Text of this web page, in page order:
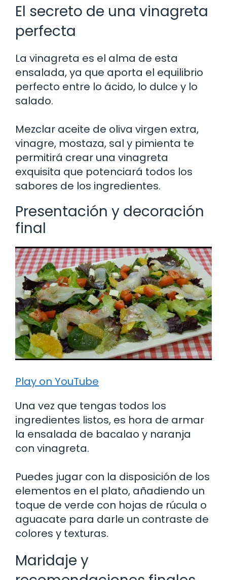
El secreto de una vinagreta
perfecta
La vinagreta es el alma de esta
ensalada, ya que aporta el equilibrio
perfecto entre lo ácido, lo dulce y lo
salado.
Mezclar aceite de oliva virgen extra,
vinagre, mostaza, sal y pimienta te
permitirá crear una vinagreta
exquisita que potenciará todos los
sabores de los ingredientes.
Presentación y decoración
final
Play on YouTube
Una vez que tengas todos los
ingredientes listos, es hora de armar
la ensalada de bacalao y naranja
con vinagreta.
Puedes jugar con la disposición de los
elementos en el plato, añadiendo un
toque de verde con hojas de rúcula o
aguacate para darle un contraste de
colores y texturas.
Maridaje y